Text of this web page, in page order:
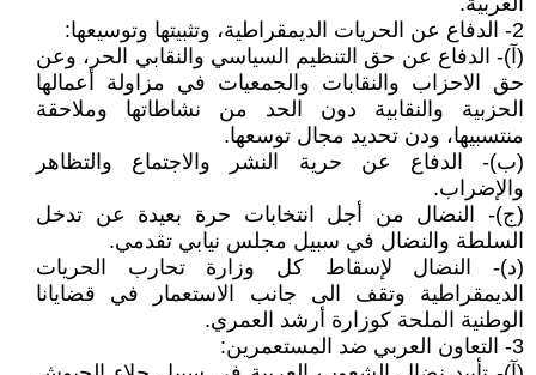
2- الدفاع عن الحريات الديمقراطية، وتثبيتها وتوسيعها:
(آ)- الدفاع عن حق التنظيم السياسي والنقابي الحر، وعن
حق الاحزاب والنقابات والجمعيات في مزاولة أعمالها
الحزبية والنقابية دون الحد من نشاطاتها وملاحقة
منتسبيها، ودن تحديد مجال توسعها.
(ب)- الدفاع عن حرية النشر والاجتماع والتظاهر
والإضراب.
(ج)- النضال من أجل انتخابات حرة بعيدة عن تدخل
السلطة والنضال في سبيل مجلس نيابي تقدمي.
(د)- النضال لإسقاط كل وزارة تحارب الحريات
الديمقراطية وتقف الى جانب الاستعمار في قضايانا
الوطنية الملحة كوزارة أرشد العمري.
3- التعاون العربي ضد المستعمرين: